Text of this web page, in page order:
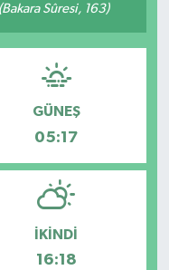
Sûresi, 163)
GÜNEŞ
05:17
İKINDI
16:18